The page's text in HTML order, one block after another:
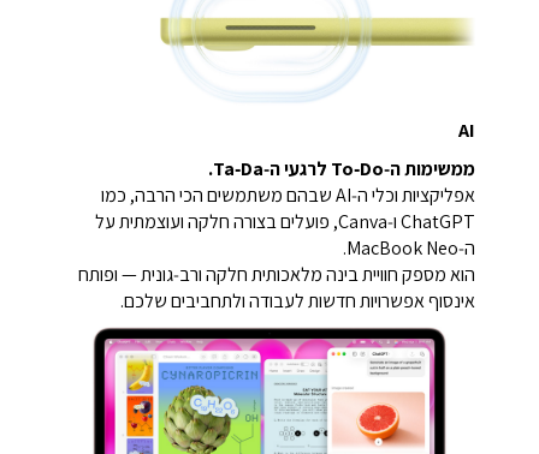
AI
ממשימות ה‑To‑Do לרגעי ה‑Ta‑Da.
אפליקציות וכלי ה‑AI שבהם משתמשים הכי הרבה, כמו
ChatGPT ו‑Canva, פועלים בצורה חלקה ועוצמתית על
ה‑MacBook Neo.
הוא מספק חוויית בינה מלאכותית חלקה ורב‑גונית — ופותח
אינסוף אפשרויות חדשות לעבודה ולתחביבים שלכם.